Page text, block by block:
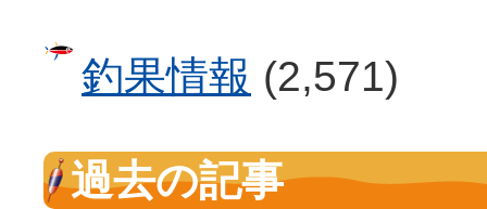
釣果情報 (2,571)
過去の記事